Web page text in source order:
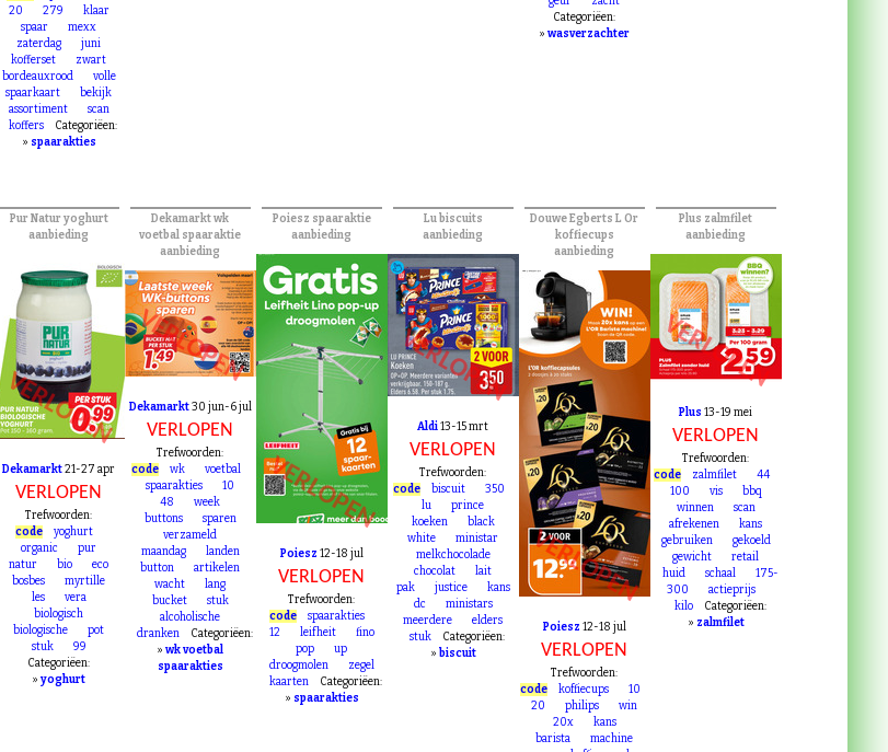
20
279
klaar
spaar
mexx
zaterdag
juni
kofferset
zwart
bordeauxrood
volle
spaarkaart
bekijk
assortiment
scan
koffers
Categoriëen:
» spaarakties
Categoriëen:
»wasverzachter
Pur Natur yoghurt
aanbieding
VERLOPEN
Dekamarkt21-27 apr
VERLOPEN
Trefwoorden:
code
yoghurt
organic
pur
natur
bio
eco
bosbes
myrtille
les
vera
biologisch
biologische
pot
stuk
99
Categoriëen:
»yoghurt
Dekamarkt wk
voetbal spaaraktie
aanbieding
VERLOPEN
Dekamarkt30 jun-6 jul
VERLOPEN
Trefwoorden:
code
wk
voetbal
spaarakties
10
48
week
buttons
sparen
verzameld
maandag
landen
button
artikelen
wacht
lang
bucket
stuk
alcoholische
dranken
Categoriëen:
»wk voetbal
spaarakties
Poiesz spaaraktie
aanbieding
VERLOPEN
Poiesz 12-18 jul
VERLOPEN
Trefwoorden:
code
spaarakties
12
leifheit
fino
pop
up
droogmolen
zegel
kaarten
Categoriëen:
» spaarakties
Lu biscuits
aanbieding
VERLOPEN
Aldi13-15 mrt
VERLOPEN
Trefwoorden:
code
biscuit
350
lu
prince
koeken
black
white
ministar
melkchocolade
chocolat
lait
pak
justice
kans
dc
ministars
meerdere
elders
stuk
Categoriëen:
» biscuit
Douwe Egberts L Or
koffiecups
aanbieding
VERLOPEN
Poiesz 12-18 jul
VERLOPEN
Trefwoorden:
code
koffiecups
10
20
philips
win
20x
kans
barista
machine
Plus zalmfilet
aanbieding
VERLOPEN
Plus 13-19 mei
VERLOPEN
Trefwoorden:
code
zalmfilet
44
100
vis
bbq
winnen
scan
afrekenen
kans
gebruiken
gekoeld
gewicht
retail
huid
schaal
175-
300
actieprijs
kilo
Categoriëen:
» zalmfilet